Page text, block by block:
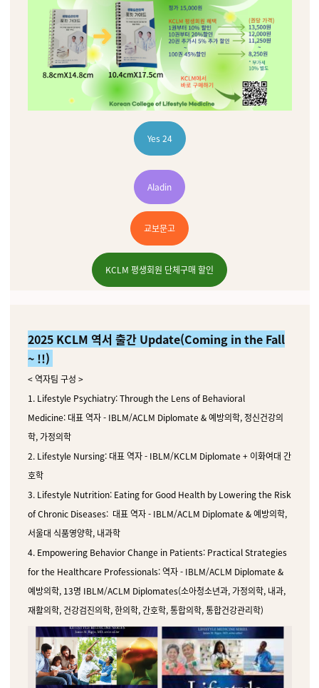
Yes 24
Aladin
교보문고
KCLM 평생회원 단체구매 할인
2025 KCLM 역서 출간 Update(Coming in the Fall
~ !!)
< 역자팀 구성 >
1. Lifestyle Psychiatry: Through the Lens of Behavioral
Medicine: 대표 역자 - IBLM/ACLM Diplomate & 예방의학, 정신건강의
학, 가정의학
2. Lifestyle Nursing: 대표 역자 -IBLM/KCLM Diplomate + 이화여대 간
호학
3. Lifestyle Nutrition: Eating for Good Health by Lowering the Risk
of Chronic Diseases: 대표 역자 - IBLM/ACLM Diplomate & 예방의학,
서울대 식품영양학, 내과학
4. Empowering Behavior Change in Patients: Practical Strategies
for the Healthcare Professionals:역자 - IBLM/ACLM Diplomate &
예방의학, 13명 IBLM/ACLM Diplomates(소아청소년과, 가정의학, 내과,
재활의학, 건강검진의학, 한의학, 간호학, 통합의학, 통합건강관리학)